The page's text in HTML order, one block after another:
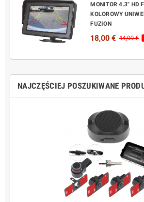
MONITOR 4.3" HD
KOLOROWY
FUZION
18,00 € 44,99 €
NAJCZĘŚCIEJ POSZUKIWANE